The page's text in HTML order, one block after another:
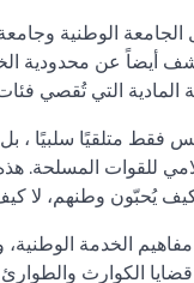
الوطنية
يكشف أيضاً عن
المادية التي تُقصي
فقط متلقيًا سلبيًا ،
للقوات المسلحة.
يُحبّون وطنهم، لا
الخدمة الوطنية،
الكوارث والطوارئ